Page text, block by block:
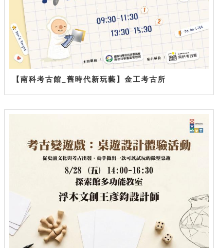
【南科考古館_舊時代新玩藝】金工考古所